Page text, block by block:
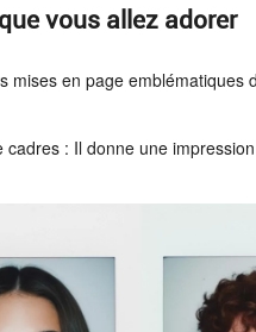
vous allez adorer
mises en page emblématiques
cadres : Il donne une